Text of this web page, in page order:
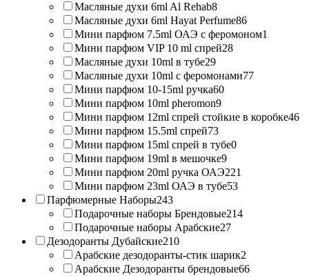
Масляные духи 6ml Al Rehab8
Масляные духи 6ml Hayat Perfume86
Мини парфюм 7.5ml ОАЭ с феромоном1
Мини парфюм VIP 10 ml спрей28
Масляные духи 10ml в тубе29
Масляные духи 10ml с феромонами77
Мини парфюм 10-15ml ручка60
Мини парфюм 10ml pheromon9
Мини парфюм 12ml спрей стойкие в коробке46
Мини парфюм 15.5ml спрей73
Мини парфюм 15ml спрей в тубе0
Мини парфюм 19ml в мешочке9
Мини парфюм 20ml ручка ОАЭ221
Мини парфюм 23ml ОАЭ в тубе53
Парфюмерные Наборы243
Подарочные наборы Брендовые214
Подарочные наборы Арабские27
Дезодоранты Дубайские210
Арабские дезодоранты-стик шарик2
Арабские Дезодоранты брендовые66